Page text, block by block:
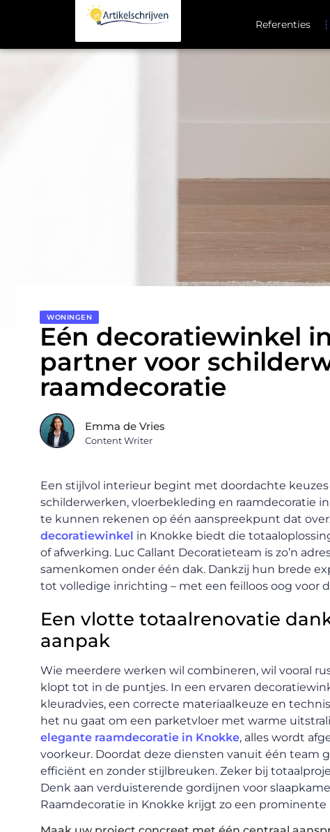
Referenties
WONINGEN
Eén decoratiewinkel
partner voor
raamdecoratie
Emma de Vries
Content Writer
Een stijlvol interieur begint met doordachte
schilderwerken, vloerbekleding en raamdecoratie
te kunnen rekenen op één aanspreekpunt dat
decoratiewinkel in Knokke biedt die
of afwerking. Luc Callant Decoratieteam is zo’n
samenkomen onder één dak. Dankzij hun brede
tot volledige inrichting – met een feilloos oog voor
Een vlotte totaalrenovatie
aanpak
Wie meerdere werken wil combineren, wil vooral
klopt tot in de puntjes. In een ervaren
kleuradvies, een correcte materiaalkeuze en
het nu gaat om een parketvloer met warme
elegante raamdecoratie in Knokke, alles wordt
voorkeur. Doordat deze diensten vanuit één team
efficiënt en zonder stijlbreuken. Zeker bij
Denk aan verduisterende gordijnen voor
Raamdecoratie in Knokke krijgt zo een